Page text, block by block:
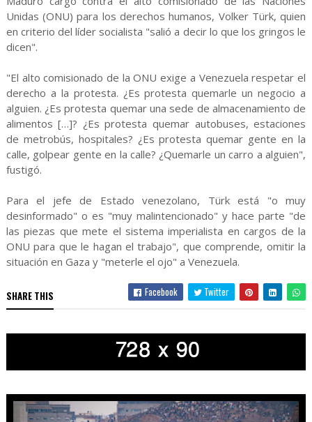
Unidas (ONU) para los derechos humanos, Volker Türk, quien
en criterio del líder socialista "salió a decir lo que los gringos le
dicen".
"El alto comisionado de la ONU exige a Venezuela respetar el
derecho a la protesta. ¿Es protesta quemarle un negocio a
alguien. ¿Es protesta quemar una sede de almacenamiento de
alimentos […]? ¿Es protesta quemar autobuses, estaciones
de metrobús, hospitales? ¿Es protesta quemar gente en la
calle, golpear gente en la calle? ¿Quemarle un carro a alguien",
fustigó.
Para el jefe de Estado venezolano, Türk está "o muy
desinformado" o es "muy malintencionado" y hace parte "de
las piezas que mete el sistema imperialista en cargos de la
ONU para que le hagan el trabajo", que comprende, omitir la
situación en Gaza y "meterle el ojo" a Venezuela.
SHARE THIS Facebook Twitter